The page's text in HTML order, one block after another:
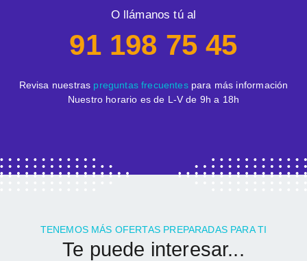
O llámanos tú al
91 198 75 45
Revisa nuestras preguntas frecuentespara más información
Nuestro horario es de L-V de 9h a 18h
TENEMOS MÁS OFERTAS PREPARADAS PARA TI
Te puede interesar...